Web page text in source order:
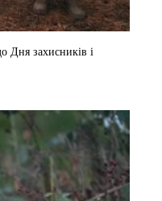
Дня захисників і